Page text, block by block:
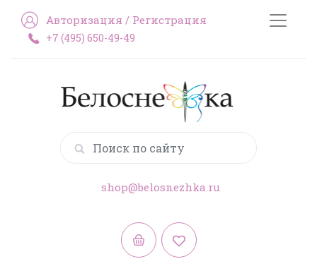
Авторизация / Регистрация
+7 (495) 650-49-49
shop@belosnezhka.ru